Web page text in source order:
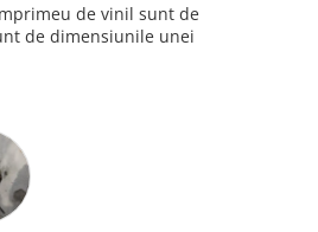
de vinil sunt de
de dimensiunile unei